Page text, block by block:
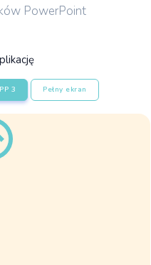
PowerPoint
3 Pełny ekran